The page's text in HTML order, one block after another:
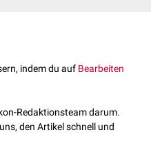
Held:
indem du auf Bearbeiten
Redaktionsteam darum.
den Artikel schnell und